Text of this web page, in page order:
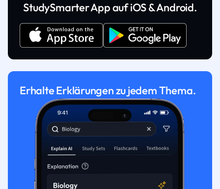
StudySmarter App auf iOS & Android.
Erhalte Erklärungen zu jedem Thema.